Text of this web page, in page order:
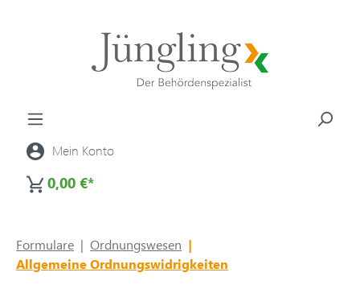
Mein Konto
0,00 €*
Formulare | Ordnungswesen |
Allgemeine Ordnungswidrigkeiten